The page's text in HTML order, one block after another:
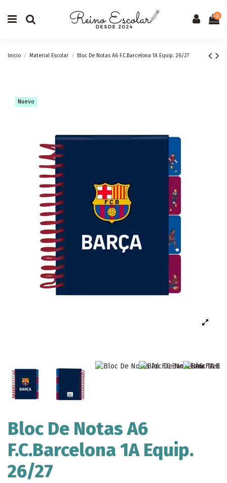
0
Inicio Material Escolar Bloc De Notas A6 F.C.Barcelona 1A Equip. 26/27
Nuevo
Bloc De Notas A6
F.C.Barcelona 1A Equip.
26/27